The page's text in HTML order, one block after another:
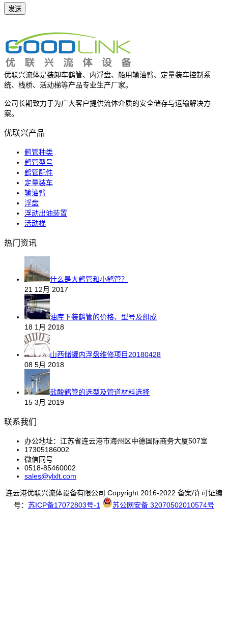
优联兴流体是装卸车鹤管、内浮盘、船用输油臂、定量装车控制系
统、栈桥、活动梯等产品专业生产厂家。
公司长期致力于为广大客户提供流体介质的安全储存与运输解决方
案。
优联兴产品
鹤管种类
鹤管型号
鹤管配件
定量装车
输油臂
浮盘
浮动出油装置
活动梯
热门资讯
什么是大鹤管和小鹤管？
21 12月 2017
油库下装鹤管的价格、型号及组成
18 1月 2018
山西储罐内浮盘维修项目20180428
08 5月 2018
盐酸鹤管的选型及管道材料选择
15 3月 2019
联系我们
办公地址：江苏省连云港市海州区中德国际商务大厦507室
17305186002
微信同号
0518-85460002
sales@ylxlt.com
连云港优联兴流体设备有限公司 Copyright 2016-2022 备案/许可证编
号： 苏ICP备17072803号-1 苏公网安备 32070502010574号